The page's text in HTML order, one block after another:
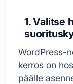
1. Valitse
WordPress-
kerros on
päälle